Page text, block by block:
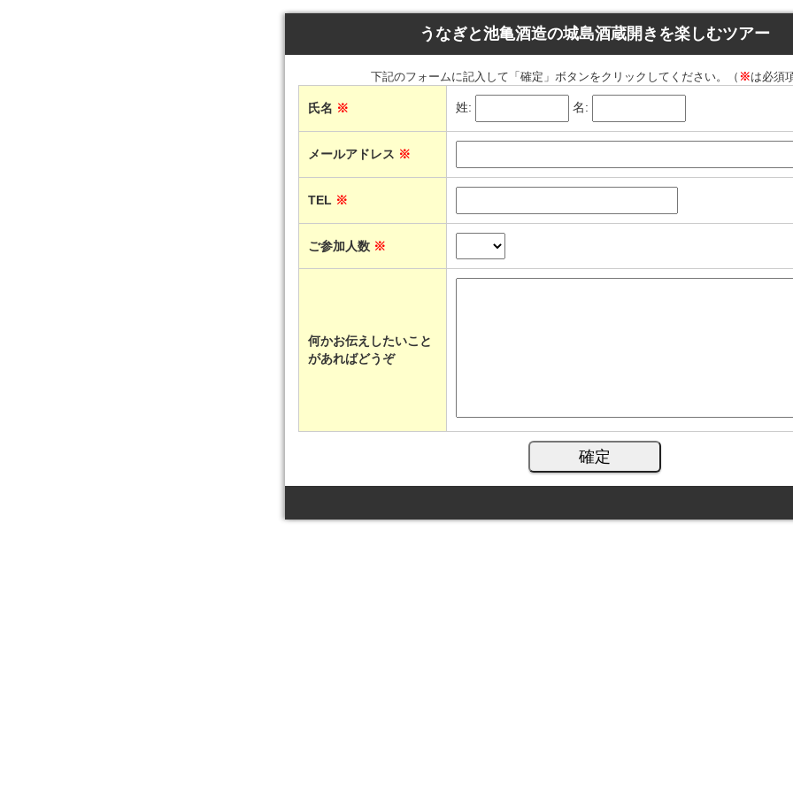
うなぎと池亀酒造の城島酒蔵開きを楽しむツアー
下記のフォームに記入して「確定」ボタンをクリックしてください。（ ※は必須
氏名 ※ 姓: 名:
メールアドレス ※
TEL ※
ご参加人数 ※
何かお伝えしたいこと
があればどうぞ